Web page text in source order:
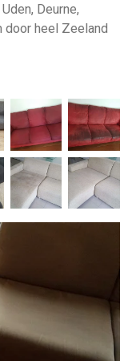
Deurne,
door heel Zeeland